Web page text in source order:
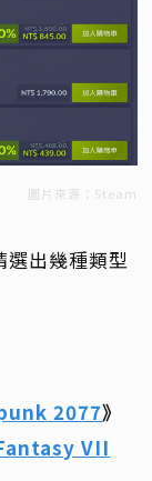
圖片來源：Steam
選出幾種類型
2077》
VII